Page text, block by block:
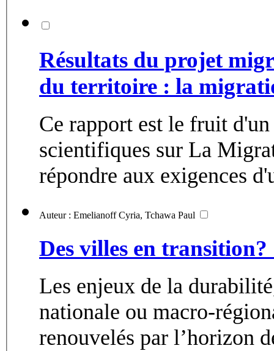
Résultats du projet
du territoire : la
Ce rapport est le fruit
scientifiques sur La
répondre aux exigences
Auteur : Emelianoff Cyria, Tchawa Paul
Des villes en
Les enjeux de la
nationale ou macro-
renouvelés par l’horizon